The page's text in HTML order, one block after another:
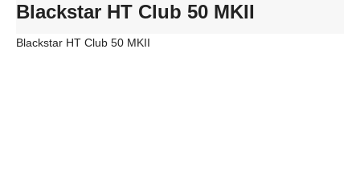
Blackstar HT Club 50 MKII
Blackstar HT Club 50 MKII